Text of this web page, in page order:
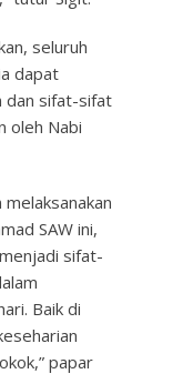
seluruh
dapat
dan sifat-sifat
oleh Nabi
SAW ini,
sifat-
Baik di
papar